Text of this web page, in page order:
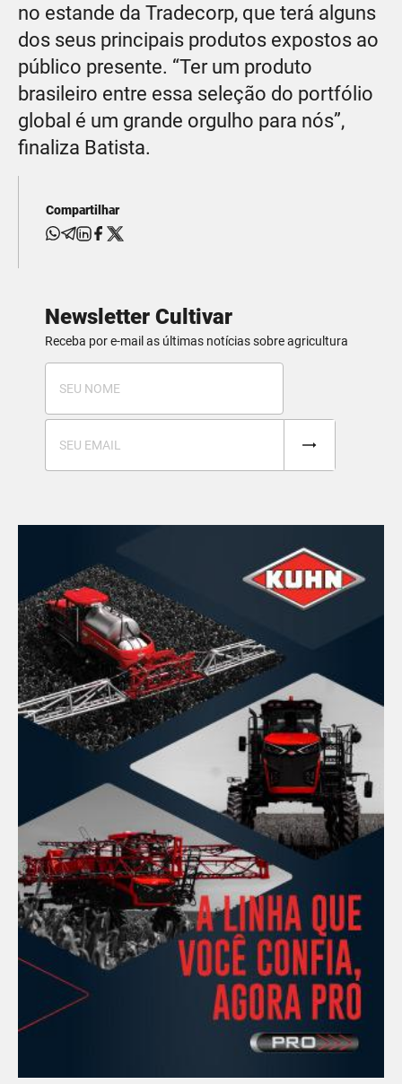
no estande da Tradecorp, que terá alguns
dos seus principais produtos expostos ao
público presente. “Ter um produto
brasileiro entre essa seleção do portfólio
global é um grande orgulho para nós”,
finaliza Batista.
Compartilhar
Newsletter Cultivar
Receba por e-mail as últimas notícias sobre agricultura